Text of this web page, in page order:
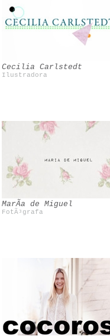
Cecilia Carlstedt
Ilustradora
Mini Rodini
MarÃ­a de Miguel
FotÃ³grafa
Sarah Perlis
Saint Justine